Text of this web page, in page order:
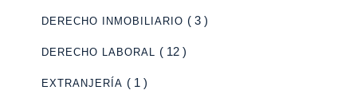
DERECHO INMOBILIARIO ( 3 )
DERECHO LABORAL ( 12 )
EXTRANJERÍA ( 1 )